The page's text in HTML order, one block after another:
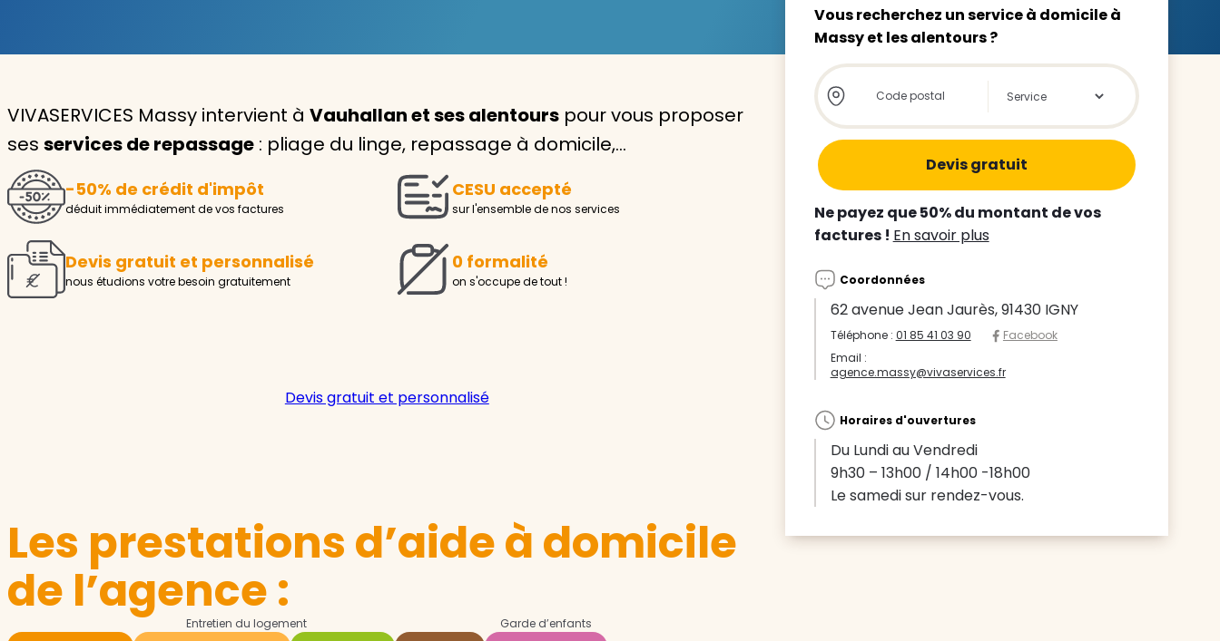
Aide à la personne
Seniors
Handicaps
Avec VIVASERVICES, trouvez le
service à domicile qui vous
correspond !
Pour l’entretien de votre logement, la garde de votre enfant
ou l’accompagnement d’un parent, nos intervenants à
domicile sont là pour vous épauler.
Trouver mon agence
VIVASERVICES Massy intervient à Vauhallan et ses alentours pour vous proposer
ses services de repassage : pliage du linge, repassage à domicile,…
-50% de crédit d'impôt
déduit immédiatement de vos factures
CESU accepté
sur l'ensemble de nos services
Devis gratuit et personnalisé
nous étudions votre besoin gratuitement
0 formalité
on s'occupe de tout !
Devis gratuit et personnalisé
Les prestations d’aide à domicile
de l’agence :
Entretien du logement Garde d’enfants
Vous recherchez un service à domicile à
Massy et les alentours ?
Store locator global - Autocompletion
Rechercher
Ne payez que 50% du montant de vos
factures ! En savoir plus
Coordonnées
62 avenue Jean Jaurès, 91430 IGNY
Téléphone : 01 85 41 03 90
Facebook
Email :
agence.massy@vivaservices.fr
Horaires d'ouvertures
Du Lundi au Vendredi
9h30 – 13h00 / 14h00 -18h00
Le samedi sur rendez-vous.